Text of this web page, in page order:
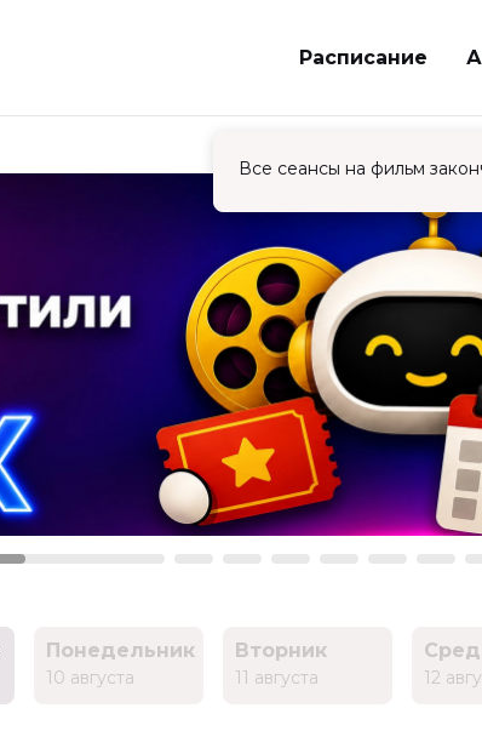
Расписание
Понедельник
10 августа
Вторник
11 августа 12
Все сеансы на фильм